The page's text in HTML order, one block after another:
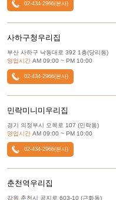
02-434-2966(본사)
사하구청우리집
부산 사하구 낙동대로 392 1층(당리동)
영업시간 AM 09:00 ~ PM 10:00
02-434-2966(본사)
민락미니미우리집
경기 의정부시 오목로 107 (민락동)
영업시간 AM 09:00 ~ PM 10:00
02-434-2966(본사)
춘천역우리집
강원 춘천시 공지로 603-10 (근화동)